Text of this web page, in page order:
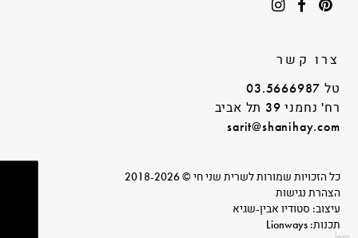
צרו קשר
טל 03.5666987
רח' נחמני 39 תל אביב
sarit@shanihay.com
כל הזכויות שמורות לשרית שני חי © 2018-2026
הצהרת נגישות
עיצוב: סטודיו אבין-שגיא
תכנות: Lionways